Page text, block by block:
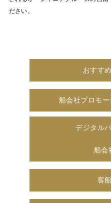
ださい。
おすす
船会社プロモ
デジタル
船会
客